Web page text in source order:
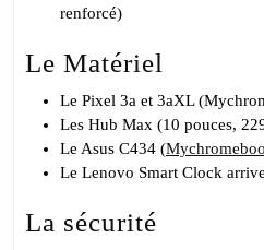
renforcé)
Le Matériel
Le Pixel 3a et 3aXL
Les Hub Max (10 pouces,
Le Asus C434 (
Le Lenovo Smart Clock
La sécurité